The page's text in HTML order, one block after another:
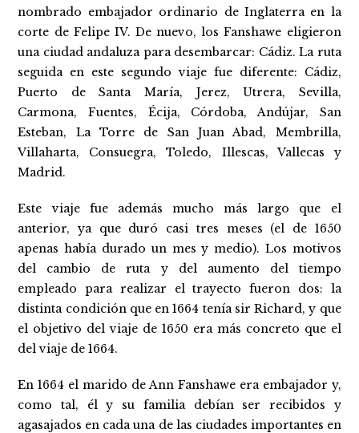
nombrado embajador ordinario de Inglaterra en la
corte de Felipe IV. De nuevo, los Fanshawe eligieron
una ciudad andaluza para desembarcar: Cádiz. La ruta
seguida en este segundo viaje fue diferente: Cádiz,
Puerto de Santa María, Jerez, Utrera, Sevilla,
Carmona, Fuentes, Écija, Córdoba, Andújar, San
Esteban, La Torre de San Juan Abad, Membrilla,
Villaharta, Consuegra, Toledo, Illescas, Vallecas y
Madrid.
Este viaje fue además mucho más largo que el
anterior, ya que duró casi tres meses (el de 1650
apenas había durado un mes y medio). Los motivos
del cambio de ruta y del aumento del tiempo
empleado para realizar el trayecto fueron dos: la
distinta condición que en 1664 tenía sir Richard, y que
el objetivo del viaje de 1650 era más concreto que el
del viaje de 1664.
En 1664 el marido de Ann Fanshawe era embajador y,
como tal, él y su familia debían ser recibidos y
agasajados en cada una de las ciudades importantes en